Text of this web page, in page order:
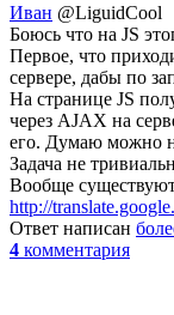
Иван @LiguidCool
Боюсь что на JS
Первое, что
сервере, дабы по
На странице JS
через AJAX на
его. Думаю можно
Задача не
Вообще
http://
Ответ написан
4 комментария